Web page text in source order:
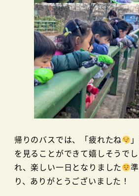
帰りのバスでは、「疲れたね
を見ることができて嬉しそうで
れ、楽しい一日となりました
り、ありがとうございました！